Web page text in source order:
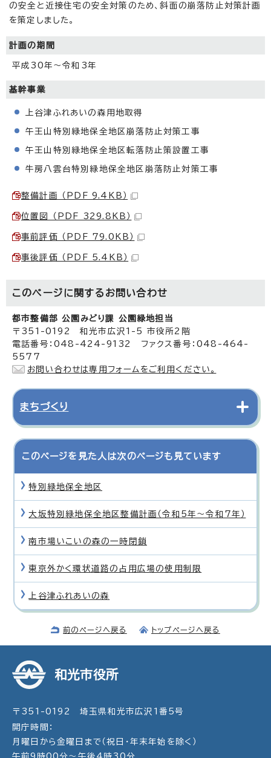
の安全と近接住宅の安全対策のため、斜面の崩落防止対策計画
を策定しました。
計画の期間
平成30年～令和3年
基幹事業
上谷津ふれあいの森用地取得
午王山特別緑地保全地区崩落防止対策工事
午王山特別緑地保全地区転落防止策設置工事
牛房八雲台特別緑地保全地区崩落防止対策工事
整備計画 （PDF 9.4KB）
位置図 （PDF 329.8KB）
事前評価 （PDF 79.0KB）
事後評価 （PDF 5.4KB）
このページに関する お問い合わせ
都市整備部 公園みどり課 公園緑地担当
〒351-0192 和光市広沢1-5 市役所2階
電話番号：048-424-9132 ファクス番号：048-464-
5577
お問い合わせは専用フォームをご利用ください。
まちづくり
このページを見た人は次のページも見ています
特別緑地保全地区
大坂特別緑地保全地区整備計画（令和5年〜令和7年）
南市場いこいの森の一時閉鎖
東京外かく環状道路の占用広場の使用制限
上谷津ふれあいの森
前のページへ戻る トップページへ戻る
和光市役所
〒351-0192 埼玉県和光市広沢1番5号
開庁時間：
月曜日から金曜日まで（祝日・年末年始を除く）
午前9時00分～午後4時30分